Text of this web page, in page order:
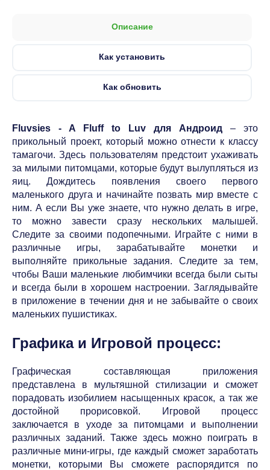
Описание
Как установить
Как обновить
Fluvsies - A Fluff to Luv для Андроид – это
прикольный проект, который можно отнести к классу
тамагочи. Здесь пользователям предстоит ухаживать
за милыми питомцами, которые будут вылупляться из
яиц. Дождитесь появления своего первого
маленького друга и начинайте позвать мир вместе с
ним. А если Вы уже знаете, что нужно делать в игре,
то можно завести сразу нескольких малышей.
Следите за своими подопечными. Играйте с ними в
различные игры, зарабатывайте монетки и
выполняйте прикольные задания. Следите за тем,
чтобы Ваши маленькие любимчики всегда были сыты
и всегда были в хорошем настроении. Заглядывайте
в приложение в течении дня и не забывайте о своих
маленьких пушистиках.
Графика и Игровой процесс:
Графическая составляющая приложения
представлена в мультяшной стилизации и сможет
порадовать изобилием насыщенных красок, а так же
достойной прорисовкой. Игровой процесс
заключается в уходе за питомцами и выполнении
различных заданий. Также здесь можно поиграть в
различные мини-игры, где каждый сможет заработать
монетки, которыми Вы сможете распорядится по